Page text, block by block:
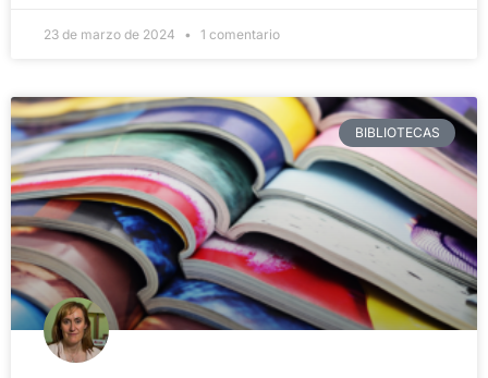
23 de marzo de 2024 1 comentario
BIBLIOTECAS